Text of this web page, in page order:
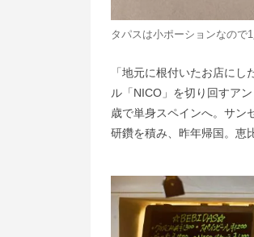
タパスは小ポーションなので
「地元に根付いたお店に
ル「NICO」を切り回すア
歳で単身スペインへ。サン
研鑽を積み、昨年帰国。恵